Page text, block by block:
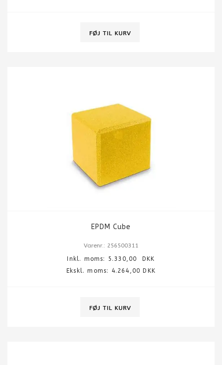
EPDM Cube
Varenr.: 256500311
Inkl. moms: 5.330,00
DKK
Ekskl. moms: 4.264,00 DKK